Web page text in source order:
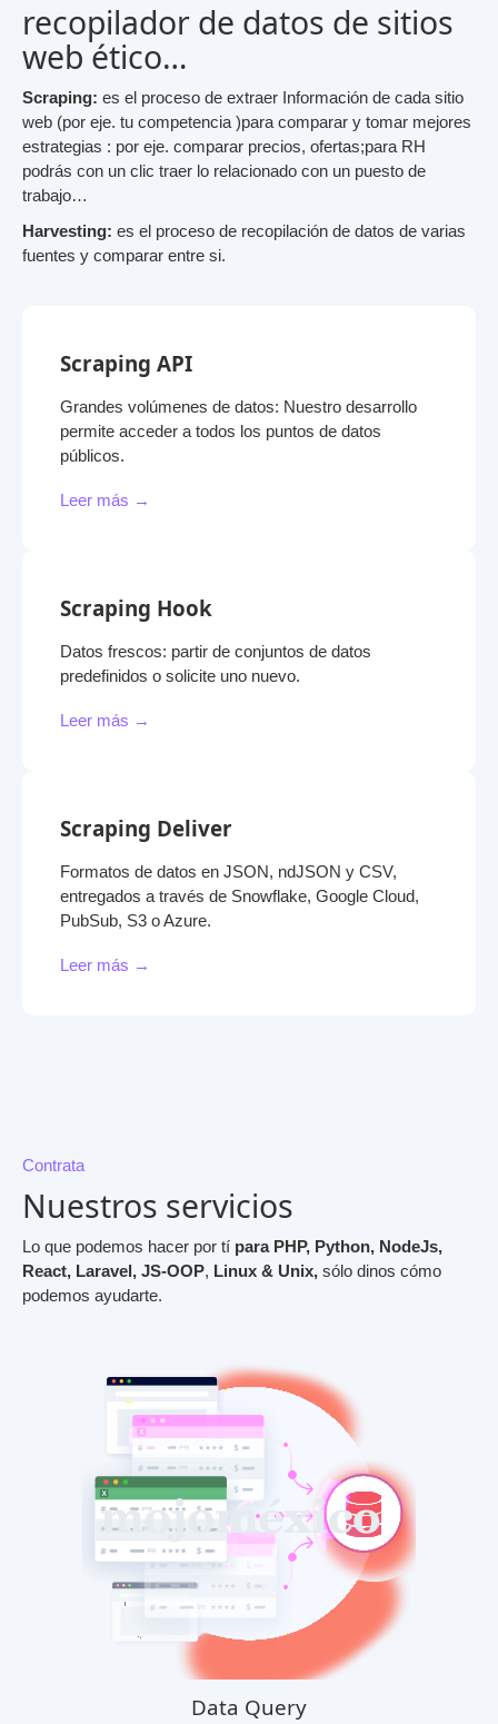
recopilador de datos de sitios
web ético…
Scraping: es el proceso de extraer Información de cada sitio
web (por eje. tu competencia )para comparar y tomar mejores
estrategias : por eje. comparar precios, ofertas;para RH
podrás con un clic traer lo relacionado con un puesto de
trabajo…
Harvesting: es el proceso de recopilación de datos de varias
fuentes y comparar entre si.
Scraping API
Grandes volúmenes de datos: Nuestro desarrollo
permite acceder a todos los puntos de datos
públicos.
Leer más →
Scraping Hook
Datos frescos: partir de conjuntos de datos
predefinidos o solicite uno nuevo.
Leer más →
Scraping Deliver
Formatos de datos en JSON, ndJSON y CSV,
entregados a través de Snowflake, Google Cloud,
PubSub, S3 o Azure.
Leer más →
Contrata
Nuestros servicios
Lo que podemos hacer por tí para PHP, Python, NodeJs,
React, Laravel, JS-OOP, Linux & Unix, sólo dinos cómo
podemos ayudarte.
Data Query